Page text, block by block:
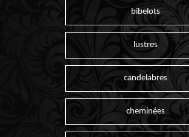
bibelots
lustres
candelabres
cheminées